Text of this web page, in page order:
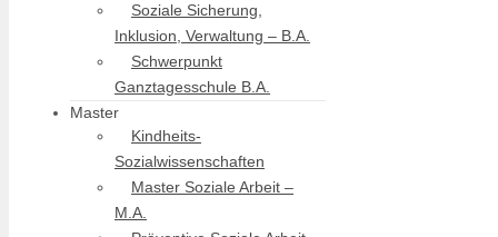
Soziale Sicherung,
Inklusion, Verwaltung – B.A.
Schwerpunkt
Ganztagesschule B.A.
Master
Kindheits-
Sozialwissenschaften
Master Soziale Arbeit –
M.A.